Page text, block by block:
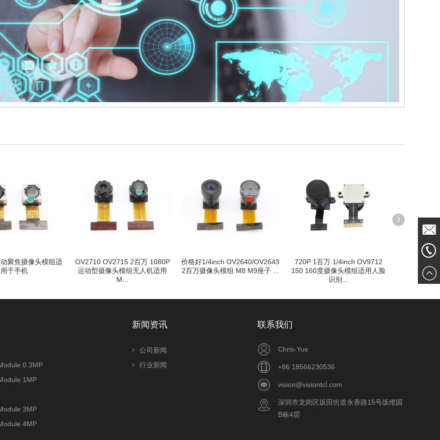
2百万 1080P
头模组无人机适用
价格好1/4inch OV2640/OV2643
2百万摄像头模组 M8 M9座子 ...
720P 1百万 1/4inch OV9712
150 160度摄像头模组适用人脸
1/4inch 1080P OV5640摄像头
模组 24pin金手指 M12广角 可
定制...
头1080P
0.3MP
1MP
3MP
4MP
新闻资讯
公司新闻
行业新闻
联系我们
Chris-Yue
+86 18566230536
vision@visiontcl.com
深圳市龙岗区坂田街道永香路15号坂维园
B栋4层
发送邮
件